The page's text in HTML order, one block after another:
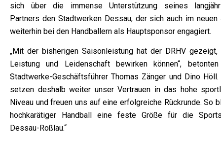
sich über die immense Unterstützung seines
Partners den Stadtwerken Dessau, der sich auch im neuen
weiterhin bei den Handballern als Hauptsponsor engagiert.
„Mit der bisherigen Saisonleistung hat der DRHV gezeigt,
Leistung und Leidenschaft bewirken können“,
Stadtwerke-Geschäftsführer Thomas Zänger und Dino Höll.
setzen deshalb weiter unser Vertrauen in das hohe
Niveau und freuen uns auf eine erfolgreiche Rückrunde. So
hochkarätiger Handball eine feste Größe für die
Dessau-Roßlau.“